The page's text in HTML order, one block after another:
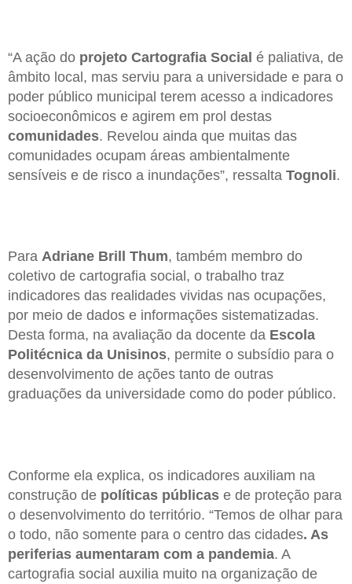
“A ação do projeto Cartografia Social é paliativa, de
âmbito local, mas serviu para a universidade e para o
poder público municipal terem acesso a indicadores
socioeconômicos e agirem em prol destas
comunidades. Revelou ainda que muitas das
comunidades ocupam áreas ambientalmente
sensíveis e de risco a inundações”, ressalta Tognoli.
Para Adriane Brill Thum, também membro do
coletivo de cartografia social, o trabalho traz
indicadores das realidades vividas nas ocupações,
por meio de dados e informações sistematizadas.
Desta forma, na avaliação da docente da Escola
Politécnica da Unisinos, permite o subsídio para o
desenvolvimento de ações tanto de outras
graduações da universidade como do poder público.
Conforme ela explica, os indicadores auxiliam na
construção de políticas públicas e de proteção para
o desenvolvimento do território. “Temos de olhar para
o todo, não somente para o centro das cidades. As
periferias aumentaram com a pandemia. A
cartografia social auxilia muito na organização de